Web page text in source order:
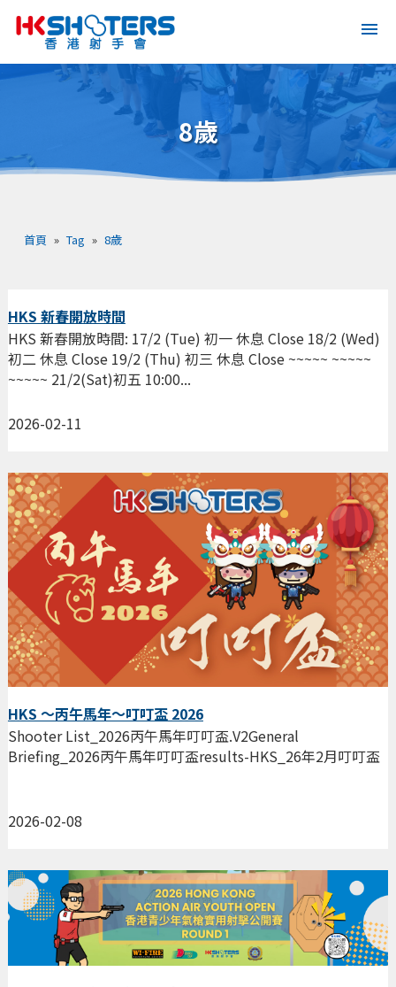
8歲
首頁 » Tag » 8歲
HKS 新春開放時間
2026-02-11
HKS 新春開放時間: 17/2 (Tue) 初一 休息 Close 18/2 (Wed)
初二 休息 Close 19/2 (Thu) 初三 休息 Close ~~~~~ ~~~~~
~~~~~ 21/2(Sat)初五 10:00...
HKS ～丙午馬年～叮叮盃 2026
2026-02-08
Shooter List_2026丙午馬年叮叮盃.V2General
Briefing_2026丙午馬年叮叮盃results-HKS_26年2月叮叮盃